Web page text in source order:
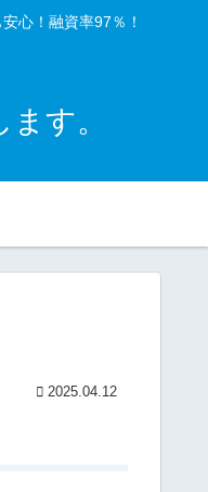
心！融資率97％！
す。
2025.04.12